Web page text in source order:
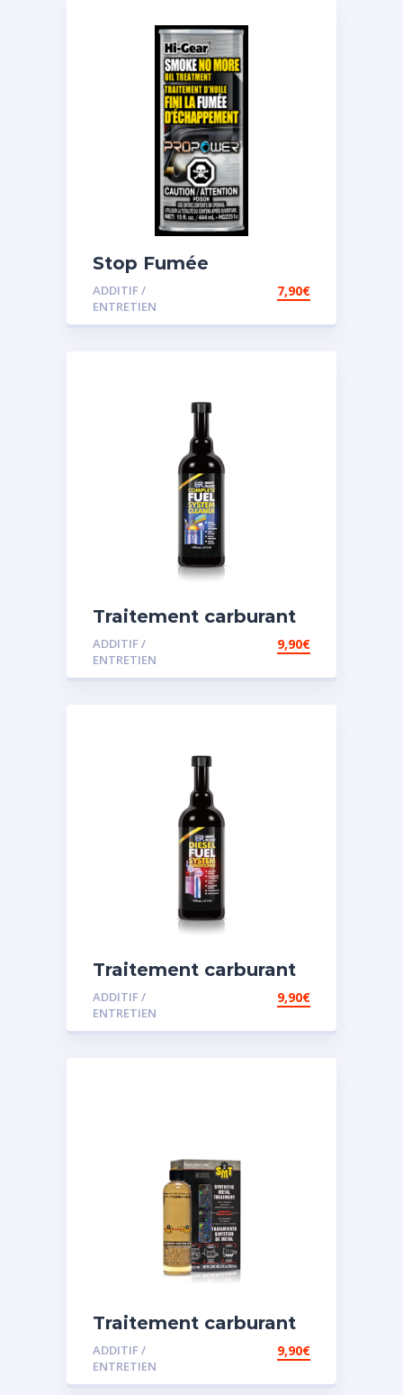
Stop Fumée
ADDITIF /
ENTRETIEN
7,90€
Traitement carburant
diesel et essence
ADDITIF /
ENTRETIEN
9,90€
Traitement carburant
spécial diesel
ADDITIF /
ENTRETIEN
9,90€
Traitement carburant
spécial essence
ADDITIF /
ENTRETIEN
9,90€